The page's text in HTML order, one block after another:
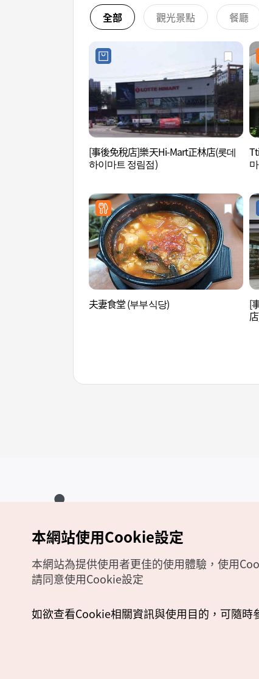
全部 觀光景點 餐廳
[事後免稅店]樂天Hi-Mart正林店(롯데
하이마트 정림점)
夫妻食堂 (부부식당)
[
Copyrights (c) 韓國觀光公社版權所有
如有相關疑問或建議，歡迎來信至官方信箱
本網站使用Cookie設定
本網站為提供使用者更佳的使用體驗，使用
請同意使用Cookie設定
如欲查看Cookie相關資訊與使用目的，可隨時